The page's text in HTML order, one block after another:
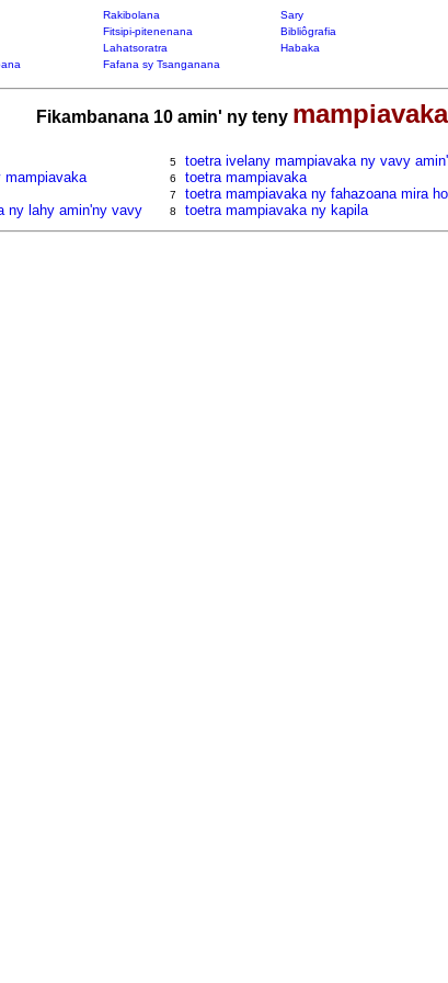
Rakibolana Sary
Fitsipi-pitenenana Bibliôgrafia
Lahatsoratra Habaka
Fafana sy Tsanganana
Fikambanana 10 amin' ny teny mampiavaka
mampiavaka
ny lahy amin'ny vavy
5 toetra ivelany mampiavaka ny vavy
6 toetra mampiavaka
7 toetra mampiavaka ny fahazoana mira
8 toetra mampiavaka ny kapila